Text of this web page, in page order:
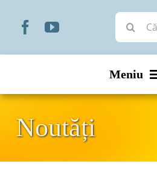
Cautare...
Meniu
Noutăți